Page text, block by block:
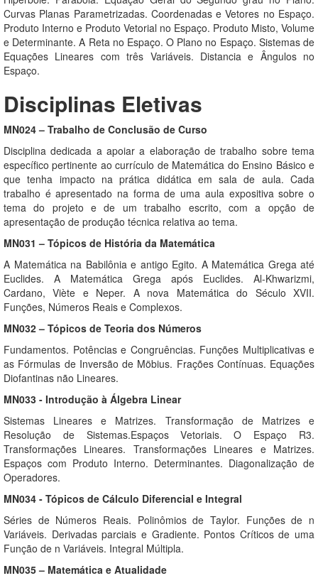
Curvas Planas Parametrizadas. Coordenadas e Vetores no Espaço.
Produto Interno e Produto Vetorial no Espaço. Produto Misto, Volume
e Determinante. A Reta no Espaço. O Plano no Espaço. Sistemas de
Equações Lineares com três Variáveis. Distancia e Ângulos no
Espaço.
Disciplinas Eletivas
MN024 – Trabalho de Conclusão de Curso
Disciplina dedicada a apoiar a elaboração de trabalho sobre tema
específico pertinente ao currículo de Matemática do Ensino Básico e
que tenha impacto na prática didática em sala de aula. Cada
trabalho é apresentado na forma de uma aula expositiva sobre o
tema do projeto e de um trabalho escrito, com a opção de
apresentação de produção técnica relativa ao tema.
MN031 – Tópicos de História da Matemática
A Matemática na Babilônia e antigo Egito. A Matemática Grega até
Euclides. A Matemática Grega após Euclides. Al-Khwarizmi,
Cardano, Viète e Neper. A nova Matemática do Século XVII.
Funções, Números Reais e Complexos.
MN032 – Tópicos de Teoria dos Números
Fundamentos. Potências e Congruências. Funções Multiplicativas e
as Fórmulas de Inversão de Möbius. Frações Contínuas. Equações
Diofantinas não Lineares.
MN033 - Introdução à Álgebra Linear
Sistemas Lineares e Matrizes. Transformação de Matrizes e
Resolução de Sistemas.Espaços Vetoriais. O Espaço R3.
Transformações Lineares. Transformações Lineares e Matrizes.
Espaços com Produto Interno. Determinantes. Diagonalização de
Operadores.
MN034 - Tópicos de Cálculo Diferencial e Integral
Séries de Números Reais. Polinômios de Taylor. Funções de n
Variáveis. Derivadas parciais e Gradiente. Pontos Críticos de uma
Função de n Variáveis. Integral Múltipla.
MN035 – Matemática e Atualidade